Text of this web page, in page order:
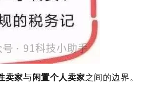
卖家与闲置个人卖家之间的边界。